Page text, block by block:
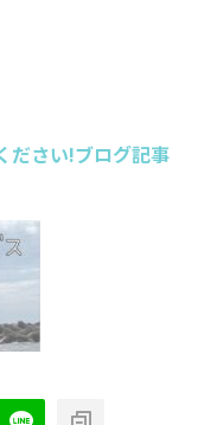
ださい!ブログ記事